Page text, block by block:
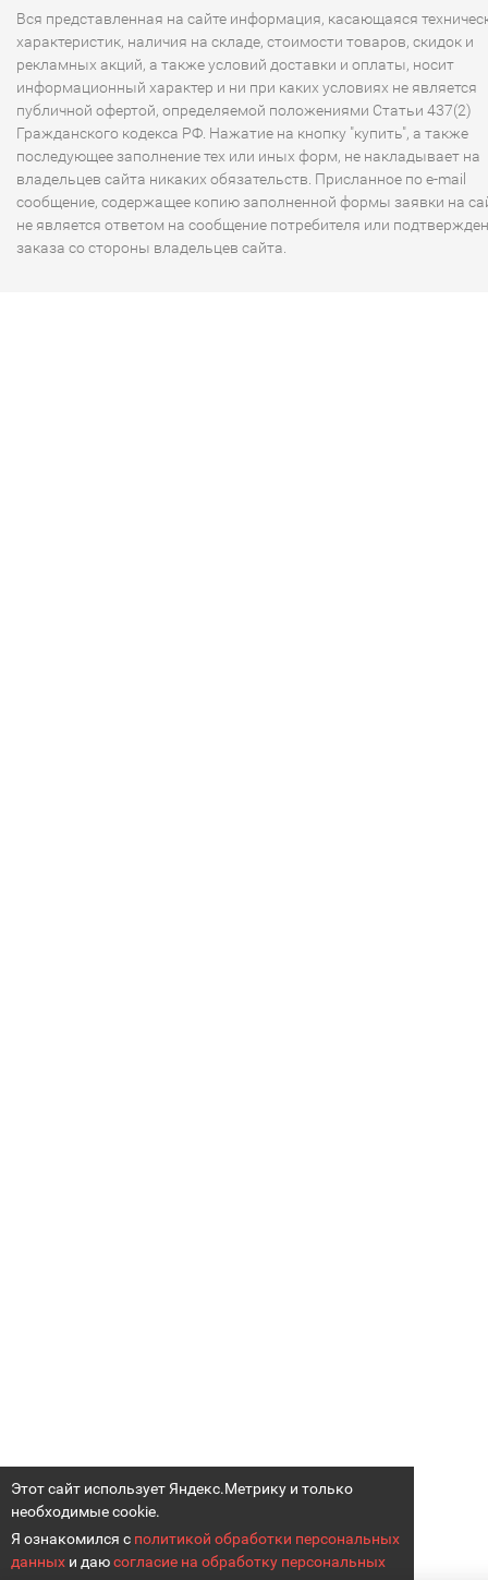
Этот сайт использует Яндекс.Метрику и только
необходимые cookie.
Я ознакомился с политикой обработки персональных
данных и даюсогласие на обработку персональных
Вся представленная на сайте информация, касающаяся
характеристик, наличия на складе, стоимости товаров, скидок и
рекламных акций, а также условий доставки и оплаты, носит
информационный характер и ни при каких условиях не является
публичной офертой, определяемой положениями Статьи 437(2)
Гражданского кодекса РФ. Нажатие на кнопку "купить", а также
последующее заполнение тех или иных форм, не накладывает на
владельцев сайта никаких обязательств. Присланное по e-mail
сообщение, содержащее копию заполненной формы заявки на
не является ответом на сообщение потребителя или
заказа со стороны владельцев сайта.